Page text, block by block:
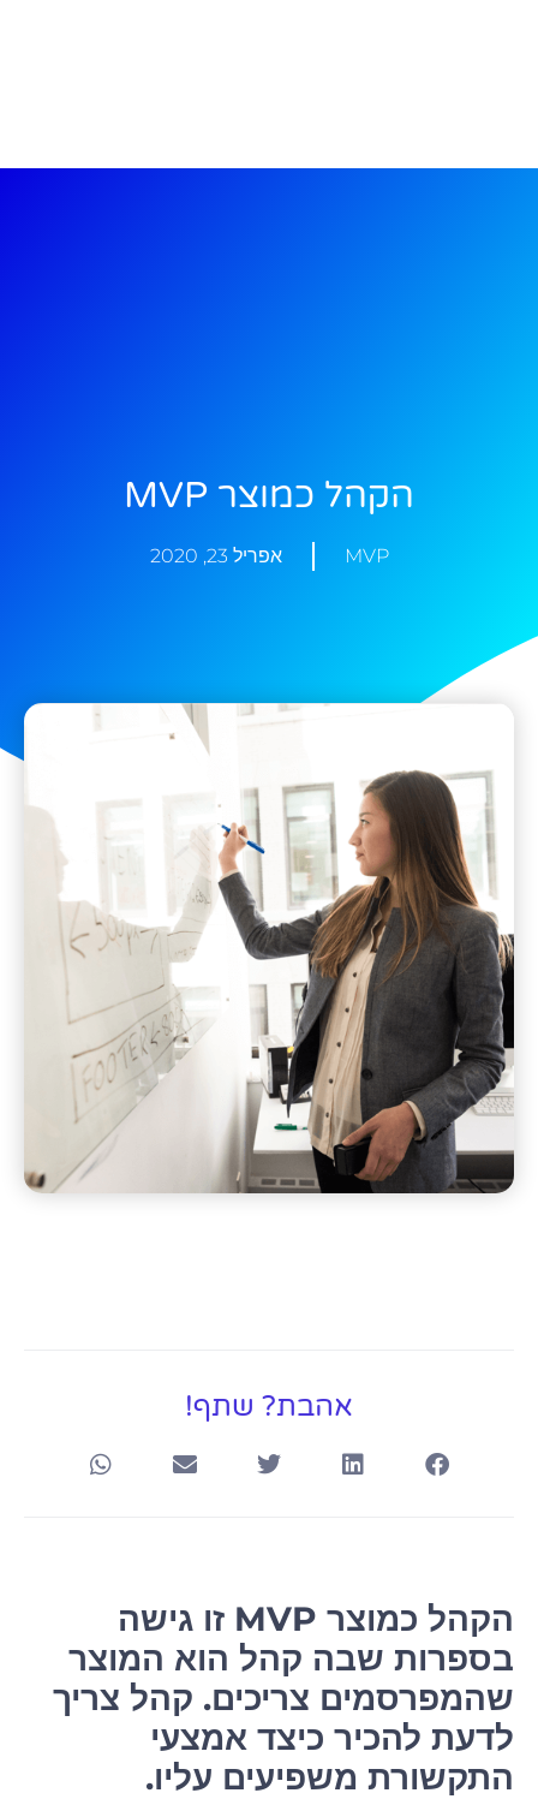
הקהל כמוצר MVP
MVP אפריל 23, 2020
אהבת? שתף!
הקהל כמוצר MVP זו גישה
בספרות שבה קהל הוא המוצר
שהמפרסמים צריכים. קהל צריך
לדעת להכיר כיצד אמצעי
התקשורת משפיעים עליו.